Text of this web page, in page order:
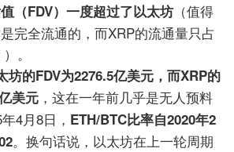
（FDV）一度超过了以太坊 （值得
完全流通的，而XRP的流通量只占
。
坊的FDV为2276.5亿美元，而XRP的
美元 ，这在一年前几乎是无人预料
4月8日， ETH/BTC比率自2020年2
。换句话说，以太坊在上一轮周期